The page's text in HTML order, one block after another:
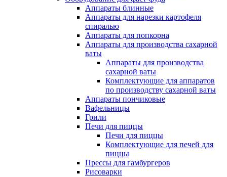
Аппараты блинные
Аппараты для нарезки картофеля
спиралью
Аппараты для попкорна
Аппараты для производства сахарной
ваты
Аппараты для производства
сахарной ваты
Комплектующие для аппаратов
по производству сахарной ваты
Аппараты пончиковые
Вафельницы
Грили
Печи для пиццы
Печи для пиццы
Комплектующие для печей для
пиццы
Прессы для гамбургеров
Рисоварки